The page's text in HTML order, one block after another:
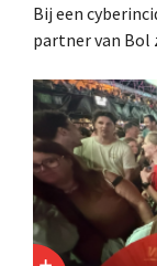
Bij een
partner van Bol
waarvoor de